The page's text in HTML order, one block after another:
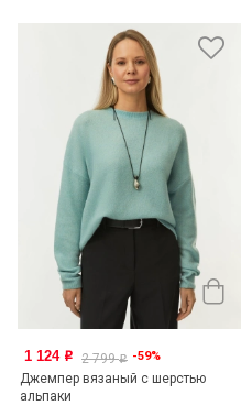
1 124 o 2 799o -59%
Джемпер вязаный с шерстью
альпаки